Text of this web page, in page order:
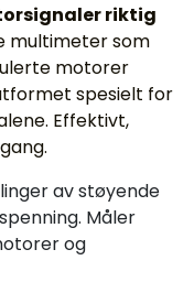
riktig
multimeter som
motorer
spesielt for
Effektivt,
av støyende
Måler
og